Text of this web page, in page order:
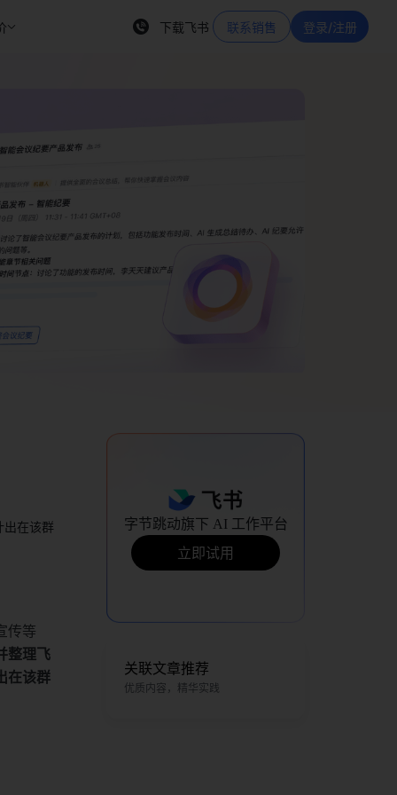
下载飞书 联系销售 登录/注册
出在该群
传等
整理飞
在该群
字节跳动旗下 AI 工作平台
立即试用
关联文章推荐
优质内容，精华实践